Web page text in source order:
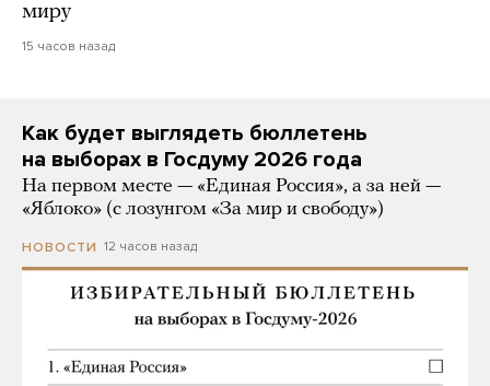
миру
15 часов назад
Как будет выглядеть бюллетень
на выборах в Госдуму 2026 года
На первом месте — «Единая Россия», а за ней —
«Яблоко» (с лозунгом «За мир и свободу»)
НОВОСТИ 12 часов назад